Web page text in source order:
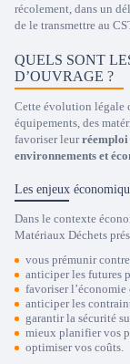
récolement, dans un
de le transmettre au
QUELS SONT
D’OUVRAGE ?
Cette évolution légale
équipements, des
favoriser leurréemploi
environnements et
Les enjeux
Dans le contexte
Matériaux Déchets
vous prémunir
anticiper les futures
favoriser
anticiper les
garantir la sécurité
mieux planifier vos
optimiser vos coûts.